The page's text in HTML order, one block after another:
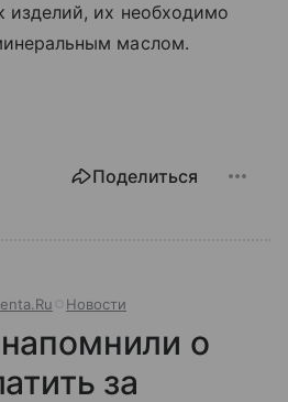
изделий, их необходимо
маслом.
Поделиться
Новости
о
за